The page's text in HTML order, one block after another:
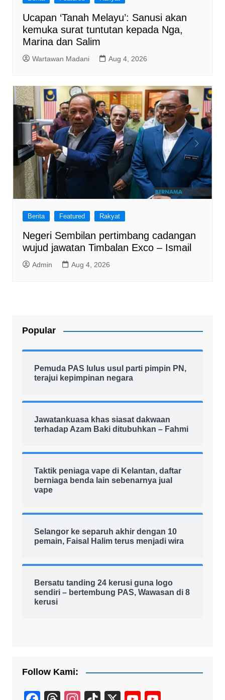
Ucapan ‘Tanah Melayu’: Sanusi akan
kemuka surat tuntutan kepada Nga,
Marina dan Salim
Wartawan Madani Aug 4, 2026
Berita Featured Rakyat
Negeri Sembilan pertimbang cadangan
wujud jawatan Timbalan Exco – Ismail
Admin Aug 4, 2026
Popular
Pemuda PAS lulus usul parti pimpin PN,
terajui kepimpinan negara
Jawatankuasa khas siasat dakwaan
terhadap Azam Baki ditubuhkan – Fahmi
Taktik peniaga vape di Kelantan, daftar
berniaga benda lain sebenarnya jual
vape
Selangor ke separuh akhir dengan 10
pemain, Faisal Halim terus menjadi wira
Bersatu tanding 24 kerusi guna logo
sendiri – bertembung PAS, Wawasan di 8
kerusi
Follow Kami: